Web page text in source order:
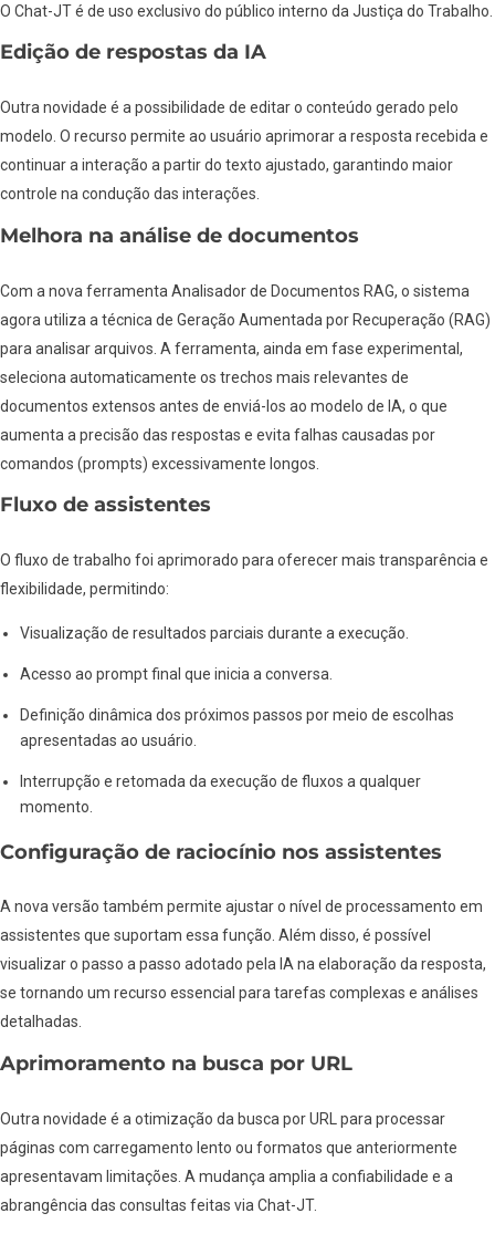
O Chat-JT é de uso exclusivo do público interno da Justiça do Trabalho.
Edição de respostas da IA
Outra novidade é a possibilidade de editar o conteúdo gerado pelo
modelo. O recurso permite ao usuário aprimorar a resposta recebida e
continuar a interação a partir do texto ajustado, garantindo maior
controle na condução das interações.
Melhora na análise de documentos
Com a nova ferramenta Analisador de Documentos RAG, o sistema
agora utiliza a técnica de Geração Aumentada por Recuperação (RAG)
para analisar arquivos. A ferramenta, ainda em fase experimental,
seleciona automaticamente os trechos mais relevantes de
documentos extensos antes de enviá-los ao modelo de IA, o que
aumenta a precisão das respostas e evita falhas causadas por
comandos (prompts) excessivamente longos.
Fluxo de assistentes
O fluxo de trabalho foi aprimorado para oferecer mais transparência e
flexibilidade, permitindo:
Visualização de resultados parciais durante a execução.
Acesso ao prompt final que inicia a conversa.
Definição dinâmica dos próximos passos por meio de escolhas
apresentadas ao usuário.
Interrupção e retomada da execução de fluxos a qualquer
momento.
Configuração de raciocínio nos assistentes
A nova versão também permite ajustar o nível de processamento em
assistentes que suportam essa função. Além disso, é possível
visualizar o passo a passo adotado pela IA na elaboração da resposta,
se tornando um recurso essencial para tarefas complexas e análises
detalhadas.
Aprimoramento na busca por URL
Outra novidade é a otimização da busca por URL para processar
páginas com carregamento lento ou formatos que anteriormente
apresentavam limitações. A mudança amplia a confiabilidade e a
abrangência das consultas feitas via Chat-JT.